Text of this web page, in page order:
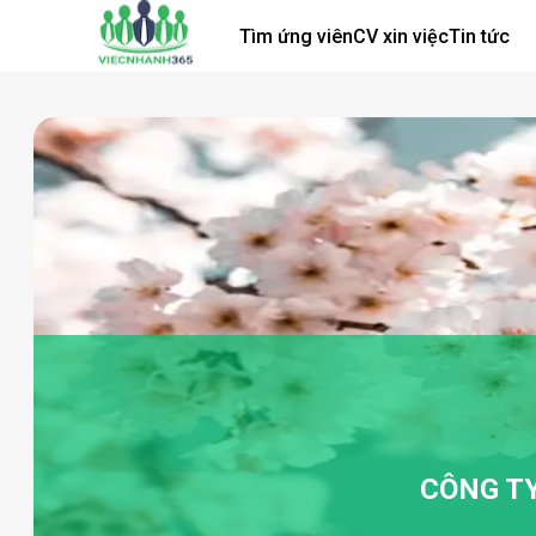
Tìm ứng viênCV xin việcTin tức
CÔNG